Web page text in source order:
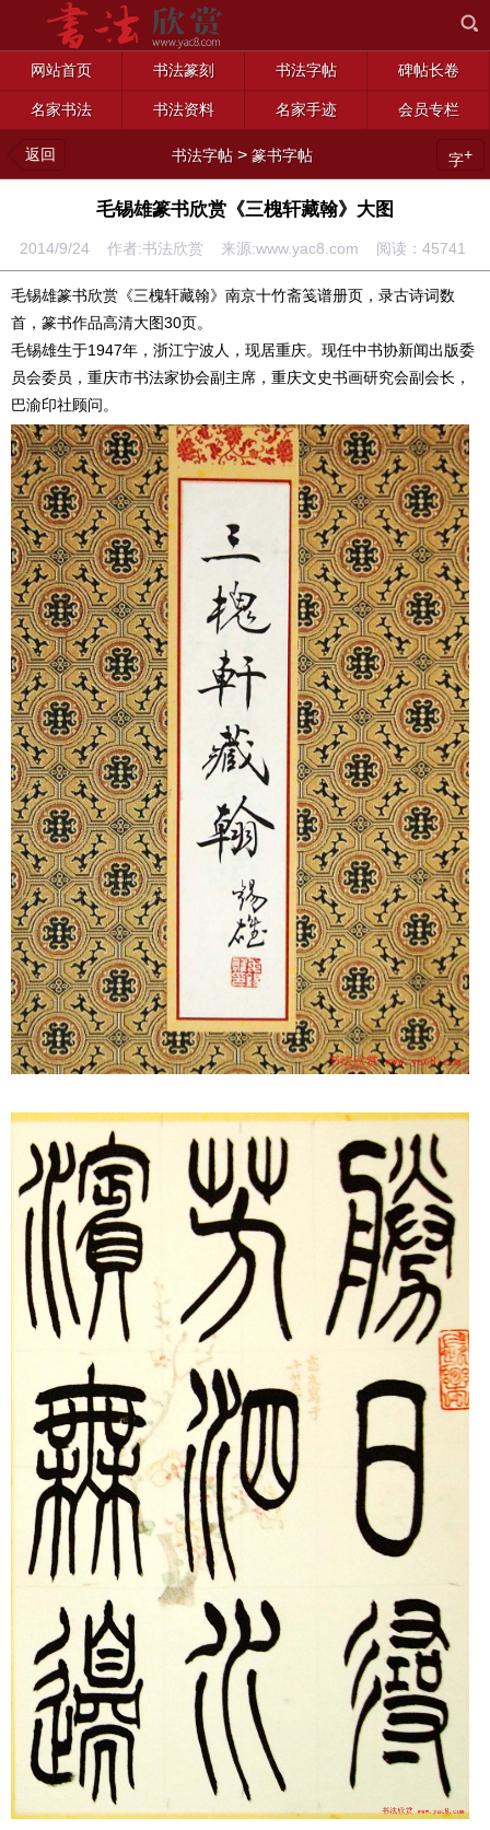
网站首页 书法篆刻 书法字帖 碑帖长卷
名家书法 书法资料 名家手迹 会员专栏
返回 书法字帖 >篆书字帖 字+
毛锡雄篆书欣赏《三槐轩藏翰》大图
2014/9/24 作者:书法欣赏 来源:www.yac8.com 阅读： 45741
毛锡雄篆书欣赏《三槐轩藏翰》南京十竹斋笺谱册页，录古诗词数
首，篆书作品高清大图30页。
毛锡雄生于1947年，浙江宁波人，现居重庆。现任中书协新闻出版委
员会委员，重庆市书法家协会副主席，重庆文史书画研究会副会长，
巴渝印社顾问。